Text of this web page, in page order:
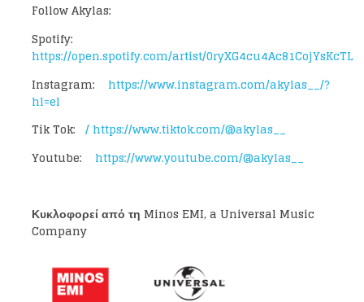
Follow Akylas:
Spotify:
https://open.spotify.com/artist/0ryXG4cu4Ac81CojYsKcTL
Instagram:
https://www.instagram.com/akylas__/?
hl=el
Tik Tok: / https://www.tiktok.com/@akylas__
Youtube:
https://www.youtube.com/@akylas__
Κυκλοφορεί από τη Minos EMI, a Universal Music
Company